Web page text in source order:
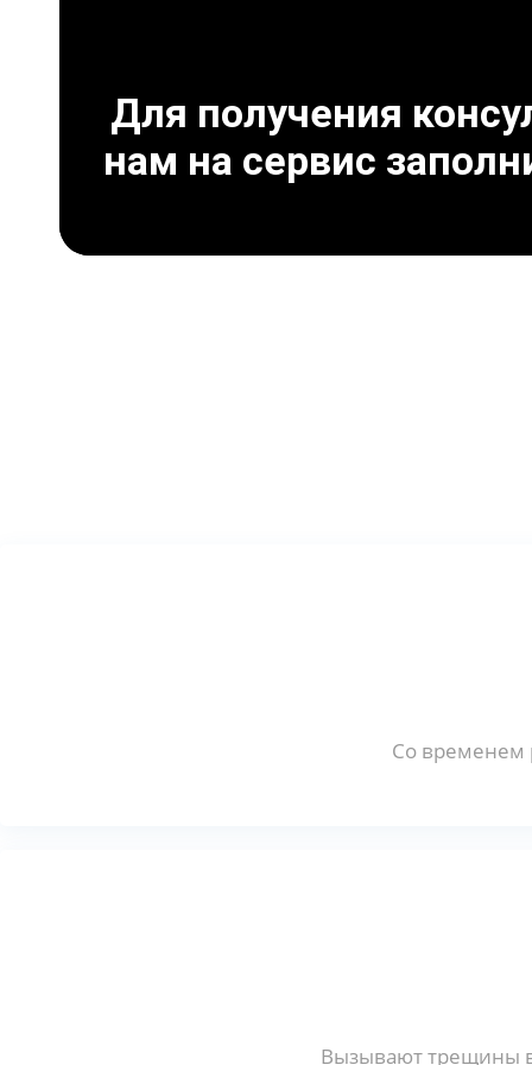
Для получения
нам на сервис
Со временем
Вызывают трещины в